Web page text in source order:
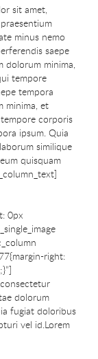
sit amet,
minus nemo
saepe
dolorum minima,
tempore
tempora
minima, et
corporis
ipsum. Quia
similique
quisquam
0px
right:
dolorum
fugiat doloribus
vel id.Lorem